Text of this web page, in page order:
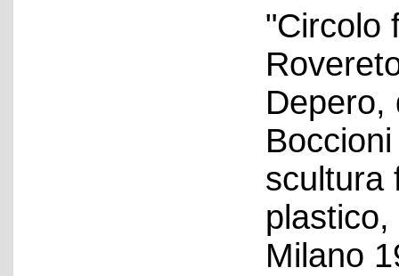
"Circolo
Depero,
scultura
Milano